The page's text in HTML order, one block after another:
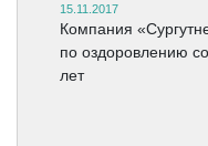
15.11.2017
Компания
по оздоровлению
лет